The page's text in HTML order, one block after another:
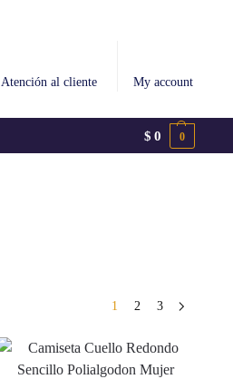
Atención al cliente My account
$ 0 0
1 2 3